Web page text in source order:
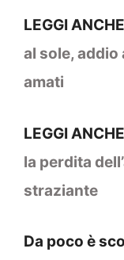
LEGGI
al sole,
amati
LEGGI
la perdita
straziante
Da poco è